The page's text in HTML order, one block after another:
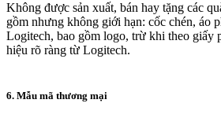
Không được sản xuất, bán hay tặng các
gồm nhưng không giới hạn: cốc chén, áo
Logitech, bao gồm logo, trừ khi theo giấy
hiệu rõ ràng từ Logitech.
6. Mẫu mã thương mại